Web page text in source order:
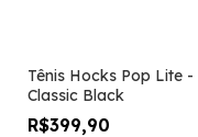
Tênis Hocks Pop Lite -
Classic Black
R$399,90